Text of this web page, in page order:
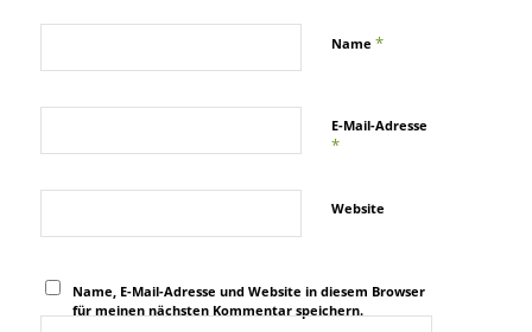
Name *
E-Mail-Adresse
*
Website
Name, E-Mail-Adresse und Website in diesem Browser
für meinen nächsten Kommentar speichern.